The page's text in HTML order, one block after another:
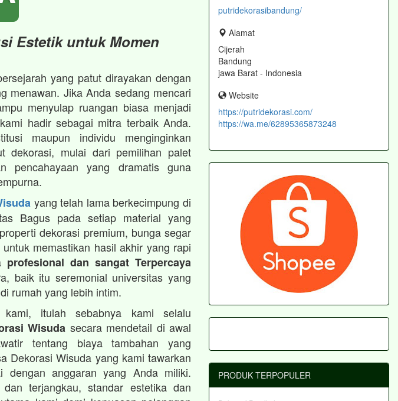
Estetik untuk Momen
yang patut dirayakan dengan
menawan. Jika Anda sedang mencari
menyulap ruangan biasa menjadi
hadir sebagai mitra terbaik Anda.
maupun individu menginginkan
dekorasi, mulai dari pemilihan palet
pencahayaan yang dramatis guna
yang telah lama berkecimpung di
Bagus pada setiap material yang
dekorasi premium, bunga segar
memastikan hasil akhir yang rapi
profesional dan sangat Terpercaya
baik itu seremonial universitas yang
rumah yang lebih intim.
itulah sebabnya kami selalu
Wisuda secara mendetail di awal
tentang biaya tambahan yang
Dekorasi Wisuda yang kami tawarkan
dengan anggaran yang Anda miliki.
terjangkau, standar estetika dan
putridekorasibandung/
Alamat
Cijerah
Bandung
jawa Barat - Indonesia
Website
https://putridekorasi.com/
https://wa.me/62895365873248
PRODUK TERPOPULER